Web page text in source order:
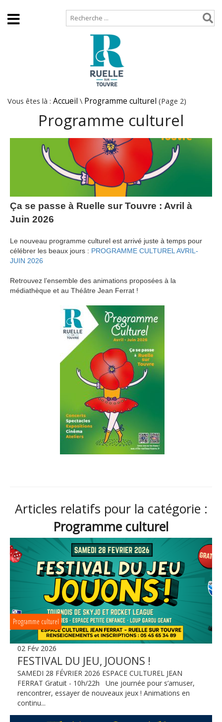
Vous êtes là : Accueil \ Programme culturel (Page 2)
Programme culturel
Ça se passe à Ruelle sur Touvre : Avril à
Juin 2026
Le nouveau programme culturel est arrivé juste à temps pour
célébrer les beaux jours : PROGRAMME CULTUREL AVRIL-
JUIN 2026
Retrouvez l’ensemble des animations proposées à la
médiathèque et au Théâtre Jean Ferrat !
Articles relatifs pour la catégorie :
Programme culturel
Programme culturel
02 Fév 2026
FESTIVAL DU JEU, JOUONS !
SAMEDI 28 FÉVRIER 2026 ESPACE CULTUREL JEAN
FERRAT Gratuit - 10h/22h Une journée pour s’amuser,
rencontrer, essayer de nouveaux jeux ! Animations en
continu...